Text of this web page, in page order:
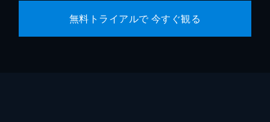
無料トライアルで 今すぐ観る